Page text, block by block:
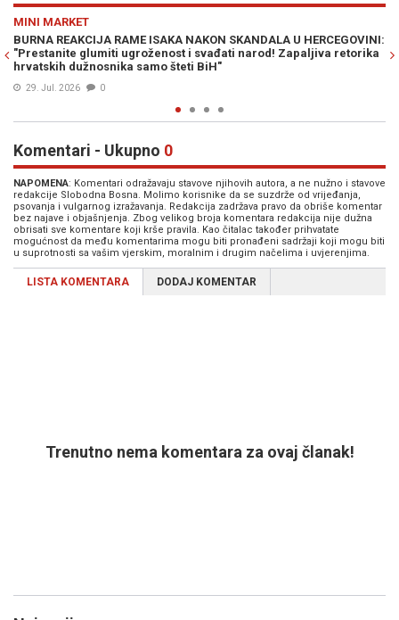
VIJESTI
MOĆNICI IZ PRIVREDE STALI IZA KANDIDATA TROJKE: Zašto
pomažu Bećiroviću da ostane u Predsjedništvu BiH?
Komentari - Ukupno 0
NAPOMENA: Komentari odražavaju stavove njihovih autora, a ne nužno i stavove
redakcije Slobodna Bosna. Molimo korisnike da se suzdrže od vrijeđanja,
psovanja i vulgarnog izražavanja. Redakcija zadržava pravo da obriše komentar
bez najave i objašnjenja. Zbog velikog broja komentara redakcija nije dužna
obrisati sve komentare koji krše pravila. Kao čitalac također prihvatate
mogućnost da među komentarima mogu biti pronađeni sadržaji koji mogu biti
u suprotnosti sa vašim vjerskim, moralnim i drugim načelima i uvjerenjima.
LISTA KOMENTARA DODAJ KOMENTAR
Trenutno nema komentara za ovaj članak!